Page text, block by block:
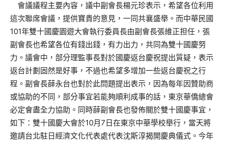
會議議程主要內容，議中副會長楊元珍表示，希望各位利用
這次聯席會議，提供寶貴的意見，一同共襄盛舉。而中華民國
101年雙十國慶園遊大會執行委員長由副會長張維正担任，張
副會長也希望各位有錢出錢，有力出力，共同為雙十國慶努
力。議會中，部分理監事長對於國慶返台慶祝提出質疑，表示
返台計劃固然是好事，不過也希望多增加一些返台慶祝之行
程。副會長薛永台也對於此問題提出表示，因為每年因贊助商
或協助的不同，部分事宜若能夠順利成事的話，東京華僑總會
必定會盡全力協助。同時薛副會長也發佈關於雙十國慶事宜，
如下：雙十國慶大會於10月7日在東京中華學校舉行，當天將
邀請台北駐日經濟文化代表處代表沈斯淳揭開慶典儀式。今年